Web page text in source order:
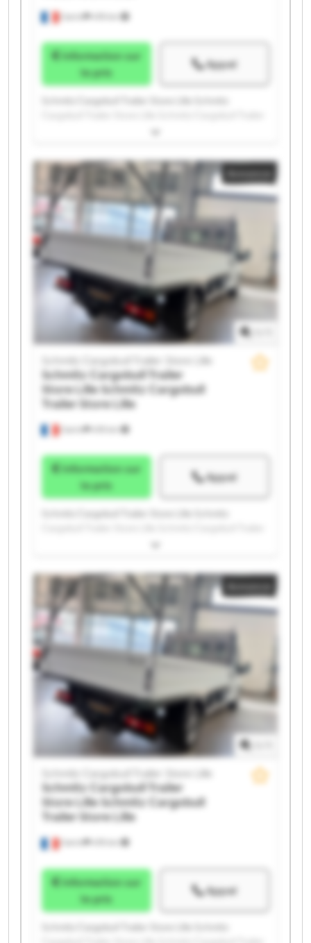
Carvin
le prix
Appel
Store Lille Schmitz Cargobull Trailer Store Lille
Cargobull Trailer Store Lille Schmitz Cargobull Trailer
Store Lille Schmitz Cargobull Trailer Store Lille
Schmitz Cargobull Trailer Store Lille Schmitz
Cargobull Trailer Store Lille Schmitz Cargobull Trailer
Store Lille Schmitz Cargobull Trailer Store Lille
Schmitz Cargobull Trailer Store Lille Schmitz
Cargobull Trailer Store Lille Schmitz Cargobull Trailer
Store Lille Schmitz Cargobull Trailer Store Lille
Schmitz Cargobull Trailer Store Lille Schmitz
Cargobull Trailer Store Lille Schmitz Cargobull Trailer
Store Lille Schmitz Cargobull Trailer Store Lille
Annonce
Carvin
Schmitz Cargobull Trailer Store Lille
Schmitz Cargobull Trailer
Store Lille Schmitz Cargobull
Trailer Store Lille
le prix
Appel
Store Lille Schmitz Cargobull Trailer Store Lille
Cargobull Trailer Store Lille Schmitz Cargobull Trailer
Store Lille Schmitz Cargobull Trailer Store Lille
Schmitz Cargobull Trailer Store Lille Schmitz
Cargobull Trailer Store Lille Schmitz Cargobull Trailer
Store Lille Schmitz Cargobull Trailer Store Lille
Schmitz Cargobull Trailer Store Lille Schmitz
Cargobull Trailer Store Lille Schmitz Cargobull Trailer
Store Lille Schmitz Cargobull Trailer Store Lille
Schmitz Cargobull Trailer Store Lille Schmitz
Cargobull Trailer Store Lille Schmitz Cargobull Trailer
Store Lille Schmitz Cargobull Trailer Store Lille
Annonce
Carvin
Schmitz Cargobull Trailer Store Lille
Schmitz Cargobull Trailer
Store Lille Schmitz Cargobull
Trailer Store Lille
Information sur
le prix
Appel
Schmitz Cargobull Trailer Store Lille Schmitz